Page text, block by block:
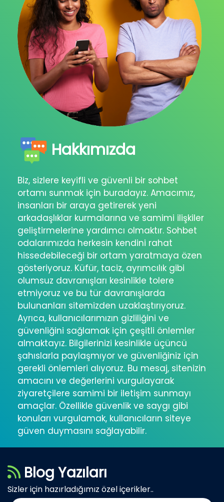
Hakkımızda
Biz, sizlere keyifli ve güvenli bir sohbet
ortamı sunmak için buradayız. Amacımız,
insanları bir araya getirerek yeni
arkadaşlıklar kurmalarına ve samimi ilişkiler
geliştirmelerine yardımcı olmaktır. Sohbet
odalarımızda herkesin kendini rahat
hissedebileceği bir ortam yaratmaya özen
gösteriyoruz. Küfür, taciz, ayrımcılık gibi
olumsuz davranışları kesinlikle tolere
etmiyoruz ve bu tür davranışlarda
bulunanları sitemizden uzaklaştırıyoruz.
Ayrıca, kullanıcılarımızın gizliliğini ve
güvenliğini sağlamak için çeşitli önlemler
almaktayız. Bilgilerinizi kesinlikle üçüncü
şahıslarla paylaşmıyor ve güvenliğiniz için
gerekli önlemleri alıyoruz. Bu mesaj, sitenizin
amacını ve değerlerini vurgulayarak
ziyaretçilere samimi bir iletişim sunmayı
amaçlar. Özellikle güvenlik ve saygı gibi
konuları vurgulamak, kullanıcıların siteye
güven duymasını sağlayabilir.
Blog Yazıları
Sizler için hazırladığımız özel içerikler..